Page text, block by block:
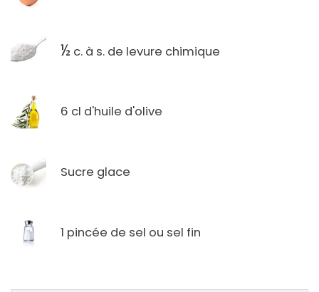
½ c. à s. de levure chimique
6 cl d'huile d'olive
Sucre glace
1 pincée de sel ou sel fin